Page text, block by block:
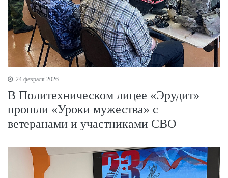
24 февраля 2026
В Политехническом лицее «Эрудит»
прошли «Уроки мужества» с
ветеранами и участниками СВО